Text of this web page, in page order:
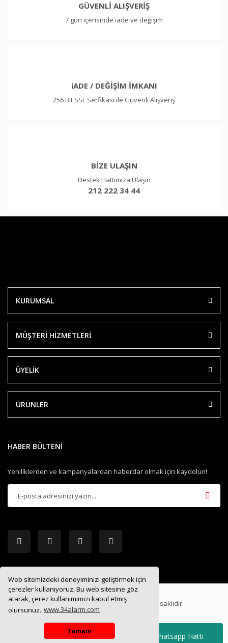
Web sitemizdeki deneyiminizi geliştirmek için
çerezler kullanıyoruz. Bu web sitesine göz
atarak, çerez kullanımımızı kabul etmiş
olursunuz. www.34alarm.com
Tamam
Whatsapp Hattı
GÜVENLİ ALIŞVERİŞ
7 gün içerisinde iade ve değişim
iADE / DEĞİŞİM İMKANI
256 Bit SSL Serfikası ile Güvenli Alışveriş
BİZE ULAŞIN
Destek Hattımıza Ulaşın
212 222 34 44
KURUMSAL
MÜŞTERİ HİZMETLERİ
ÜYELİK
ÜRÜNLER
HABER BÜLTENİ
Yenillklerden ve kampanyalardan haberdar olmak için kaydolun!
2019 ®34ALARM.COM| Tüm hakları saklıdır.